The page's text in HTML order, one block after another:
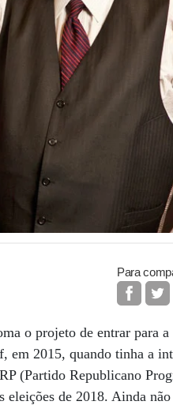
Para
o projeto de entrar para
em 2015, quando tinha a
(Partido Republicano
eleições de 2018. Ainda